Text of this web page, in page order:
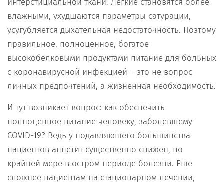
интерстициальной ткани. Легкие становятся более
влажными, ухудшаются параметры сатурации,
усугубляется дыхательная недостаточность. Поэтому
правильное, полноценное, богатое
высокобелковыми продуктами питание для больных
с коронавирусной инфекцией – это не вопрос
личных предпочтений, а жизненная необходимость.
И тут возникает вопрос: как обеспечить
полноценное питание человеку, заболевшему
COVID-19? Ведь у подавляющего большинства
пациентов аппетит существенно снижен, по
крайней мере в остром периоде болезни. Еще
сложнее пациентам на стационарном лечении,